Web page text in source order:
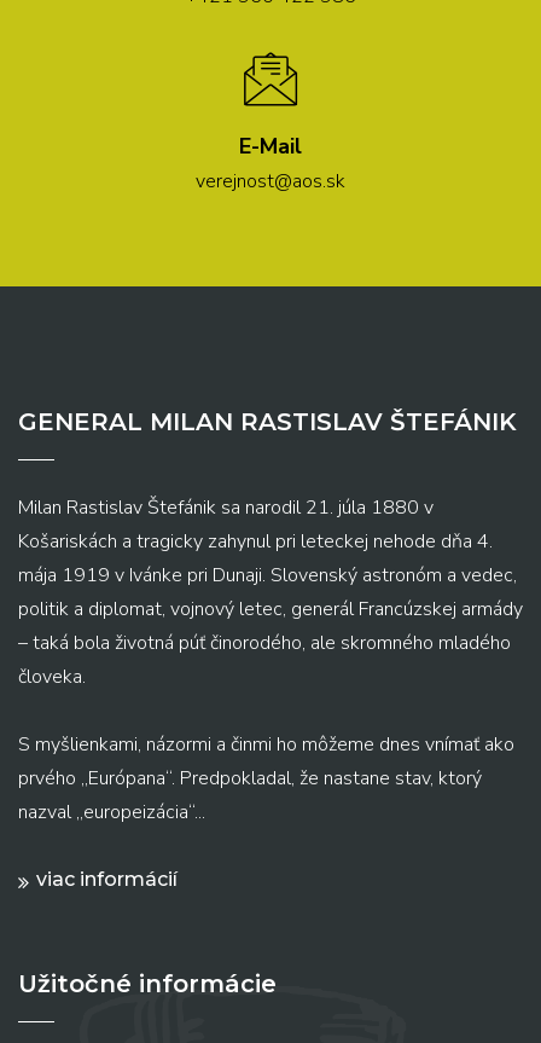
E-Mail
verejnost@aos.sk
GENERAL MILAN RASTISLAV ŠTEFÁNIK
Milan Rastislav Štefánik sa narodil 21. júla 1880 v
Košariskách a tragicky zahynul pri leteckej nehode dňa 4.
mája 1919 v Ivánke pri Dunaji. Slovenský astronóm a vedec,
politik a diplomat, vojnový letec, generál Francúzskej armády
– taká bola životná púť činorodého, ale skromného mladého
človeka.
S myšlienkami, názormi a činmi ho môžeme dnes vnímať ako
prvého „Európana“. Predpokladal, že nastane stav, ktorý
nazval „europeizácia“...
viac informácií
Užitočné informácie